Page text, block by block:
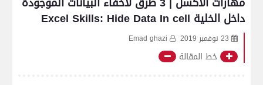
داخل الخلية Excel Skills: Hide Data In cell
23 نوفمبر 2019 Emad ghazi
خط المقالة